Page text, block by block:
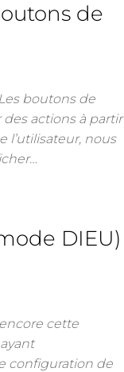
de
boutons de
actions à partir
l’utilisateur, nous
DIEU)
encore cette
configuration de